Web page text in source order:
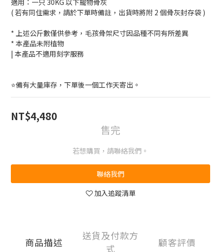
適用：一只 30KG 以下寵物骨灰
( 若有同住需求，請於下單時備註，出貨時將附 2 個骨灰封存袋 )
* 上述公斤數僅供參考，毛孩骨架尺寸因品種不同有所差異
* 本產品未附植物
| 本產品不適用刻字服務
⭐備有大量庫存，下單後一個工作天寄出。
NT$4,480
售完
若想購買，請聯絡我們。
聯絡我們
加入追蹤清單
商品描述
送貨及付款方
式
顧客評價